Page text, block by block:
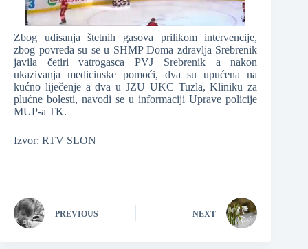
Zbog udisanja štetnih gasova prilikom intervencije,
zbog povreda su se u SHMP Doma zdravlja Srebrenik
javila četiri vatrogasca PVJ Srebrenik a nakon
ukazivanja medicinske pomoći, dva su upućena na
kućno liječenje a dva u JZU UKC Tuzla, Kliniku za
plućne bolesti, navodi se u informaciji Uprave policije
MUP-a TK.
Izvor: RTV SLON
PREVIOUS NEXT